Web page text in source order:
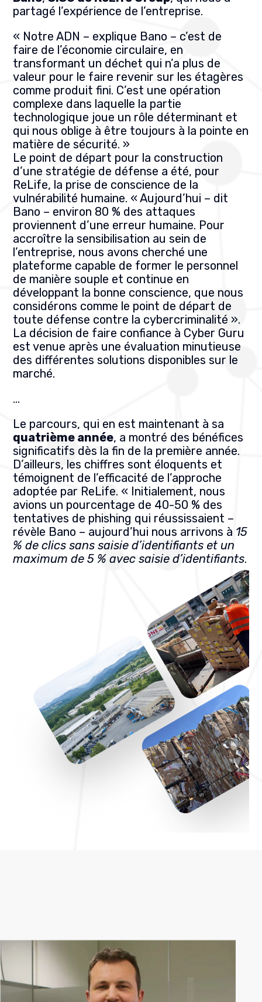
partagé l’expérience de l’entreprise.
« Notre ADN – explique Bano – c’est de
faire de l’économie circulaire, en
transformant un déchet qui n’a plus de
valeur pour le faire revenir sur les étagères
comme produit fini. C’est une opération
complexe dans laquelle la partie
technologique joue un rôle déterminant et
qui nous oblige à être toujours à la pointe en
matière de sécurité. »
Le point de départ pour la construction
d’une stratégie de défense a été, pour
ReLife, la prise de conscience de la
vulnérabilité humaine. « Aujourd’hui – dit
Bano – environ 80 % des attaques
proviennent d’une erreur humaine. Pour
accroître la sensibilisation au sein de
l’entreprise, nous avons cherché une
plateforme capable de former le personnel
de manière souple et continue en
développant la bonne conscience, que nous
considérons comme le point de départ de
toute défense contre la cybercriminalité ».
La décision de faire confiance à Cyber Guru
est venue après une évaluation minutieuse
des différentes solutions disponibles sur le
marché.
…
Le parcours, qui en est maintenant à sa
quatrième année, a montré des bénéfices
significatifs dès la fin de la première année.
D’ailleurs, les chiffres sont éloquents et
témoignent de l’efficacité de l’approche
adoptée par ReLife. « Initialement, nous
avions un pourcentage de 40-50 % des
tentatives de phishing qui réussissaient –
révèle Bano – aujourd’hui nous arrivons à 15
% de clics sans saisie d’identifiants et un
maximum de 5 % avec saisie d’identifiants.